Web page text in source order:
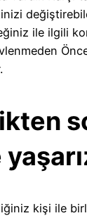
ile ilgili
kişi ile